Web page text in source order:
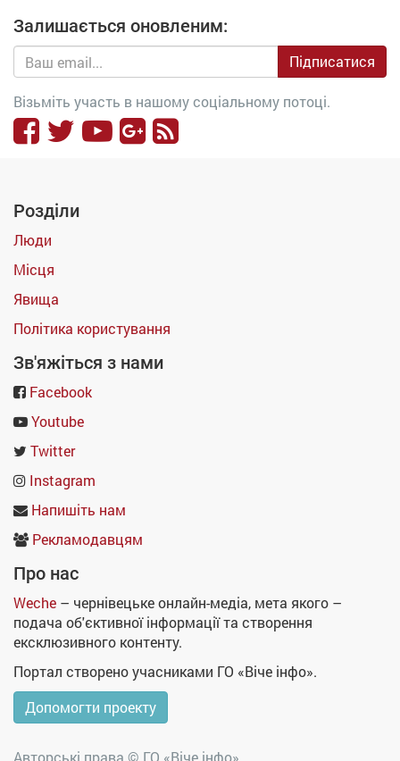
Залишається оновленим:
Підписатися
Візьміть участь в нашому соціальному потоці.
Розділи
Люди
Місця
Явища
Політика користування
Зв'яжіться з нами
Facebook
Youtube
Twitter
Instagram
Напишіть нам
Рекламодавцям
Про нас
Weche – чернівецьке онлайн-медіа, мета якого –
подача об'єктивної інформації та створення
ексклюзивного контенту.
Портал створено учасниками ГО «Віче інфо».
Допомогти проекту
Авторські права © ГО «Віче інфо»